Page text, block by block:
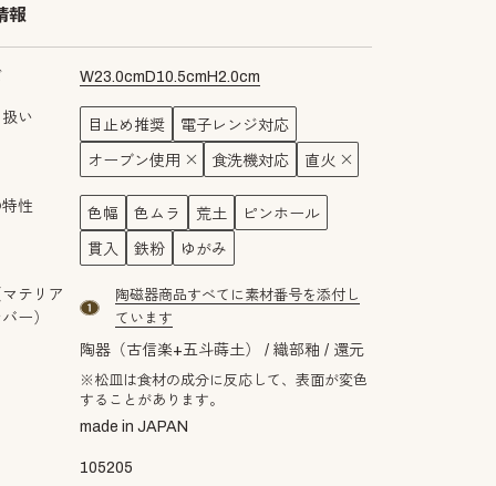
報
W23.0cm D10.5cm H2.0cm
い 目止め推奨 電子レンジ対応
オーブン使用 食洗機対応 直火
性 色幅 色ムラ 荒土 ピンホール
貫入 鉄粉 ゆがみ
テリア
ー）
material number1
陶磁器商品すべてに素材番号を添付し
ています
陶器（古信楽+五斗蒔土） 織部釉 還元
※松皿は食材の成分に反応して、表面が変色
することがあります。
made in JAPAN
105205